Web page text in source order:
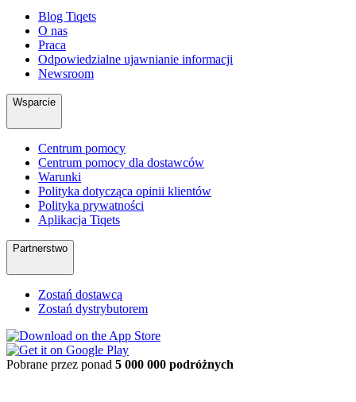
Blog Tiqets
O nas
Praca
Odpowiedzialne ujawnianie informacji
Newsroom
Wsparcie
Centrum pomocy
Centrum pomocy dla dostawców
Warunki
Polityka dotycząca opinii klientów
Polityka prywatności
Aplikacja Tiqets
Partnerstwo
Zostań dostawcą
Zostań dystrybutorem
Pobrane przez ponad 5 000 000 podróżnych